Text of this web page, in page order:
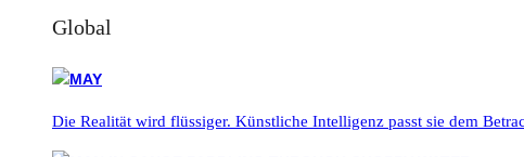
Global
Die Realität wird flüssiger. Künstliche Intelligenz passt sie dem